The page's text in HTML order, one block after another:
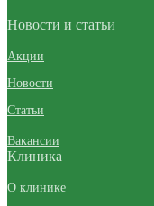
Новости и статьи
Акции
Новости
Статьи
Вакансии
Клиника
О клинике